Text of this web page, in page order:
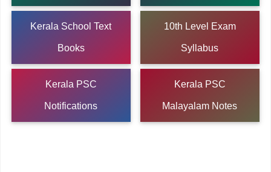
Kerala School Text
Books
10th Level Exam
Syllabus
Kerala PSC
Notifications
Kerala PSC
Malayalam Notes